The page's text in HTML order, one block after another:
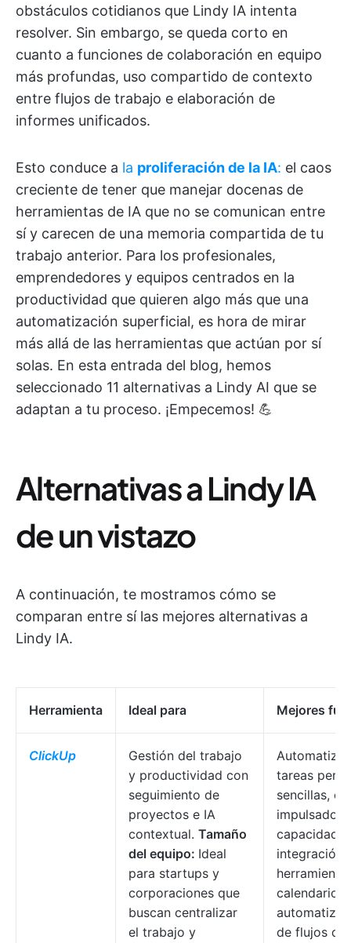
obstáculos cotidianos que Lindy IA intenta
resolver. Sin embargo, se queda corto en
cuanto a funciones de colaboración en equipo
más profundas, uso compartido de contexto
entre flujos de trabajo e elaboración de
informes unificados.
Esto conduce a la proliferación de la IA: el caos
creciente de tener que manejar docenas de
herramientas de IA que no se comunican entre
sí y carecen de una memoria compartida de tu
trabajo anterior. Para los profesionales,
emprendedores y equipos centrados en la
productividad que quieren algo más que una
automatización superficial, es hora de mirar
más allá de las herramientas que actúan por sí
solas. En esta entrada del blog, hemos
seleccionado 11 alternativas a Lindy AI que se
adaptan a tu proceso. ¡Empecemos! 💪
Alternativas a Lindy IA
de un vistazo
A continuación, te mostramos cómo se
comparan entre sí las mejores alternativas a
Lindy IA.
Herramienta Ideal para Mejores
ClickUp
Gestión del trabajo
y productividad con
seguimiento de
proyectos e IA
contextual. Tamaño
del equipo: Ideal
para startups y
corporaciones que
buscan centralizar
el trabajo y
tareas
sencillas,
impulsado
integración
calendarios
de flujos de